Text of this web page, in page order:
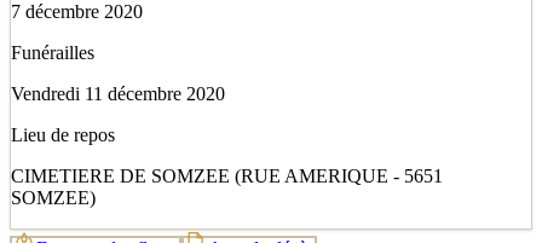
7 décembre 2020
Funérailles
Vendredi 11 décembre 2020
Lieu de repos
CIMETIERE DE SOMZEE (RUE AMERIQUE - 5651
SOMZEE)